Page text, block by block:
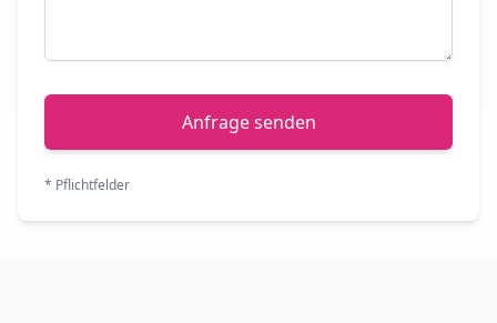
Anfrage senden
* Pflichtfelder